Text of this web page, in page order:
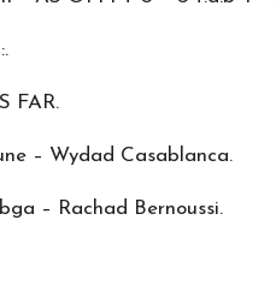
FAR.
– Wydad Casablanca.
– Rachad Bernoussi.